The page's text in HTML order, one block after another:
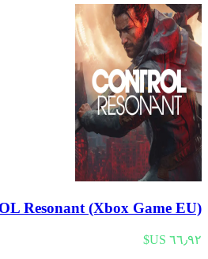
Resonant (Xbox Game EU)